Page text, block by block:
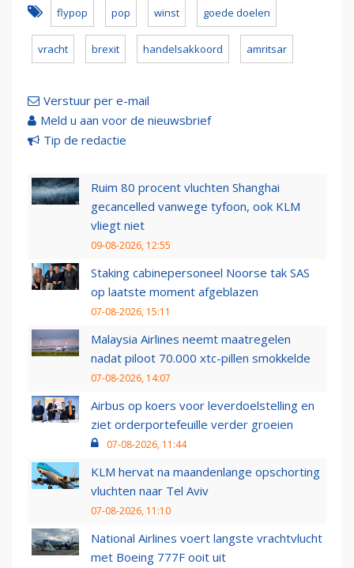
flypop pop winst goede doelen
vracht brexit handelsakkoord amritsar
Verstuur per e-mail
Meld u aan voor de nieuwsbrief
Tip de redactie
Ruim 80 procent vluchten Shanghai
gecancelled vanwege tyfoon, ook KLM
vliegt niet
09-08-2026, 12:55
Staking cabinepersoneel Noorse tak SAS
op laatste moment afgeblazen
07-08-2026, 15:11
Malaysia Airlines neemt maatregelen
nadat piloot 70.000 xtc-pillen smokkelde
07-08-2026, 14:07
Airbus op koers voor leverdoelstelling en
ziet orderportefeuille verder groeien
07-08-2026, 11:44
KLM hervat na maandenlange opschorting
vluchten naar Tel Aviv
07-08-2026, 11:10
National Airlines voert langste vrachtvlucht
met Boeing 777F ooit uit